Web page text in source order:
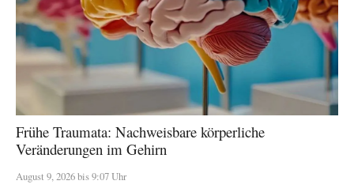
Frühe Traumata: Nachweisbare körperliche
Veränderungen im Gehirn
August 9, 2026 bis 9:07 Uhr